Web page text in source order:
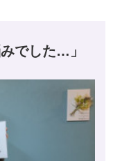
でした…」